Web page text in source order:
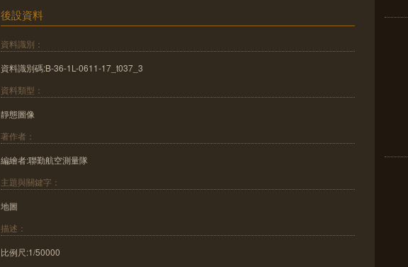
後設資料
資料識別：
資料識別碼:B-36-1L-0611-17_t037_3
資料類型：
靜態圖像
著作者：
編繪者:聯勤航空測量隊
主題與關鍵字：
地圖
描述：
比例尺:1/50000